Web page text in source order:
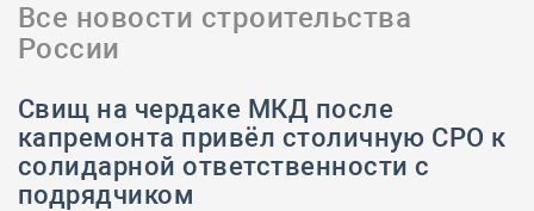
Все новости строительства
России
Свищ на чердаке МКД после
капремонта привёл столичную СРО к
солидарной ответственности с
подрядчиком